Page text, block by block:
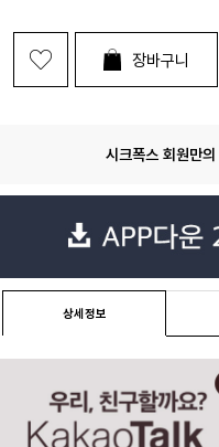
장바구니
시크폭스 회원만의
상세정보